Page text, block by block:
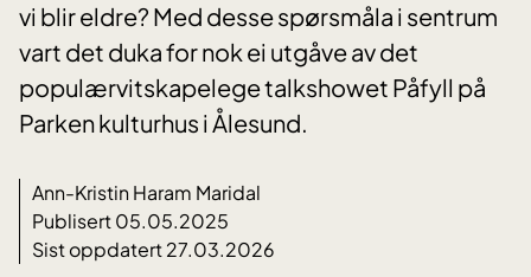
vi blir eldre? Med desse spørsmåla i sentrum
vart det duka for nok ei utgåve av det
populærvitskapelege talkshowet Påfyll på
Parken kulturhus i Ålesund.
Ann-Kristin Haram Maridal
Publisert 05.05.2025
Sist oppdatert 27.03.2026